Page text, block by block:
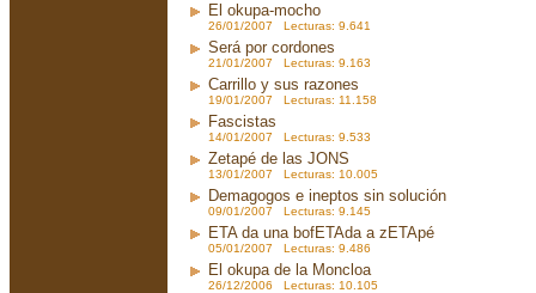
El okupa-mocho
26/01/2007 Lecturas: 9.641
Será por cordones
21/01/2007 Lecturas: 9.163
Carrillo y sus razones
19/01/2007 Lecturas: 11.158
Fascistas
14/01/2007 Lecturas: 9.533
Zetapé de las JONS
13/01/2007 Lecturas: 10.005
Demagogos e ineptos sin solución
09/01/2007 Lecturas: 9.145
ETA da una bofETAda a zETApé
05/01/2007 Lecturas: 9.486
El okupa de la Moncloa
26/12/2006 Lecturas: 10.105